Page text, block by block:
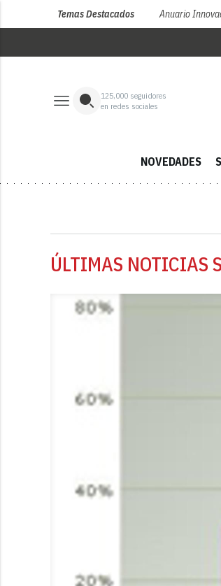
Temas Destacados Anuario
125,000 seguidores
en redes sociales
NOVEDADES
ÚLTIMAS NOTICIAS